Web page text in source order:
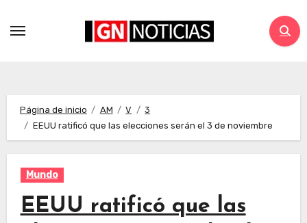
Página de inicio AM V
3
EEUU ratificó que las elecciones serán el 3 de noviembre
Mundo
EEUU ratificó que las